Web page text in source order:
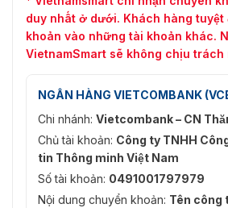
duy nhất ở dưới. Khách hàng
khoản vào những tài khoản khác.
VietnamSmart sẽ không chịu trách
NGÂN HÀNG VIETCOMBANK
Chi nhánh: Vietcombank – CN
Chủ tài khoản: Công ty TNHH
tin Thông minh Việt Nam
Số tài khoản: 0491001797979
Nội dung chuyển khoản: Tên công